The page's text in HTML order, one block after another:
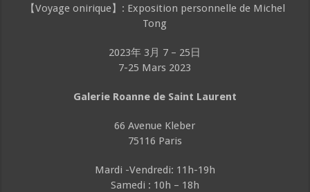
【Voyage onirique】: Exposition personnelle de Michel
Tong
2023年 3月 7 – 25日
7-25 Mars 2023
Galerie Roanne de Saint Laurent
66 Avenue Kleber
75116 Paris
Mardi -Vendredi: 11h-19h
Samedi : 10h – 18h